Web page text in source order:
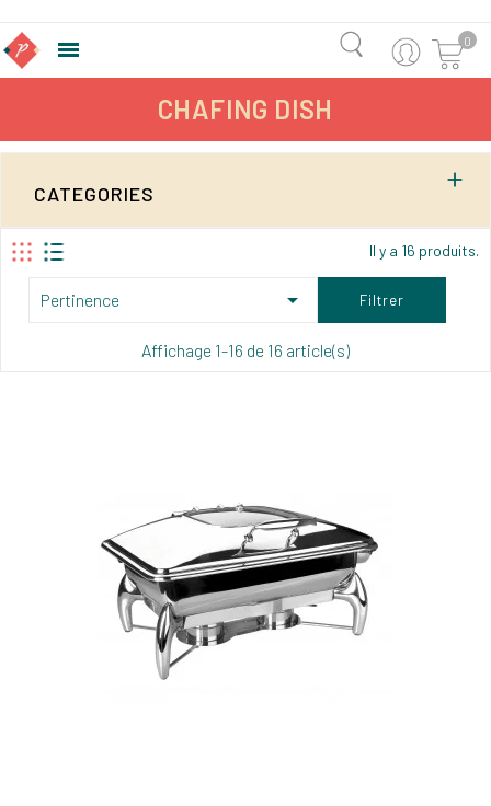
 0
CHAFING DISH
CATEGORIES

Il y a 16 produits.
Pertinence  Filtrer
Affichage 1-16 de 16 article(s)